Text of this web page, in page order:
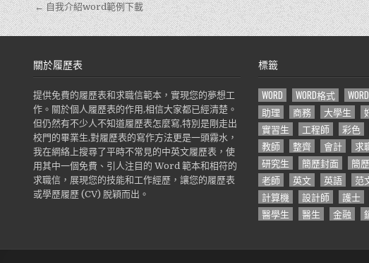
文
章
導
覽
← 自我介紹word範例下載
關於履歷表
提供免費的履歷表和求職信範本，實現您的夢想工
作。關於個人履歷表的作用,相信大家都已經清楚。
但仍然有不少人不知道履歷表怎麼寫,特別是剛走出
校門的畢業生,對履歷表的寫作方法更是一頭霧水，
我在網絡上搜尋了平時不常見的中英文履歷表，使
用其中一個免費、引人注目的 Word 範本和相符的
求職信，展現您的技能和工作經歷，讓您的履歷表
或學歷履歷 (CV) 脫穎而出。
標籤
WORD WORD格式
助理
商務 大學生
實習生
工程師 彩色
教師
整齊 會計 求
研究生
簡歷封面 簡
老師
英文 英語 范
計算機
設計師 護士
醫學生
醫生 金融